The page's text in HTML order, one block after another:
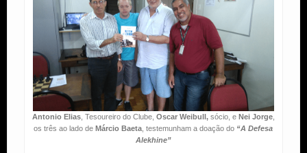
Antonio Elias, Tesoureiro do Clube, Oscar Weibull,sócio, e Nei Jorge,
os três ao lado deMárcio Baeta , testemunham a doação do “A Defesa
Alekhine”